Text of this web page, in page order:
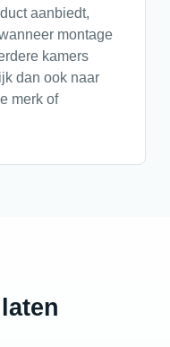
aanbiedt,
montage
kamers
dan ook naar
merk of